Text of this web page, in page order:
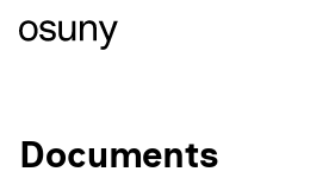
Documents